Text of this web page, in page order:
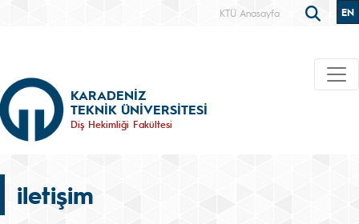
KTÜ Anasayfa EN
KARADENİZ
TEKNİK ÜNİVERSİTESİ
Diş Hekimliği Fakültesi
iletişim